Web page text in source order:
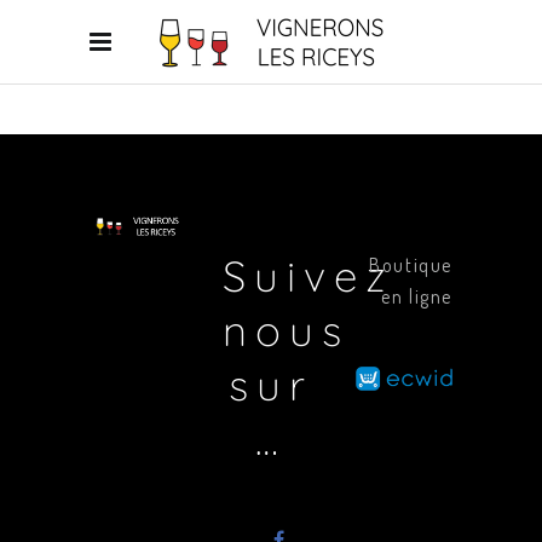
Suivez
nous
sur
…
Boutique
en ligne